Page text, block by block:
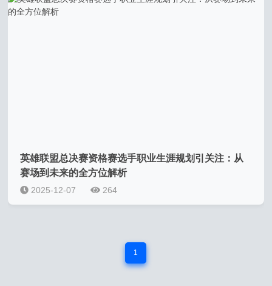
英雄联盟总决赛资格赛选手职业生涯规划引关注：从
赛场到未来的全方位解析
2025-12-07 264
1